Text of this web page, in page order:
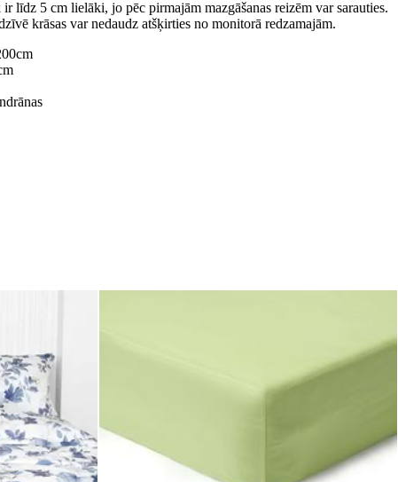
līdz 5 cm lielāki, jo pēc pirmajām mazgāšanas reizēm var sarauties.
krāsas var nedaudz atšķirties no monitorā redzamajām.